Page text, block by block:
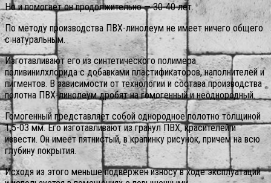
Но и помогает он продолжительно — 30-40 лет.
По методу производства ПВХ-линолеум не имеет ничего общего
с натуральным.
Изготавливают его из синтетического полимера
поливинилхлорида с добавками пластификаторов, наполнителей и
пигментов. В зависимости от технологии и состава производства
полотна ПВХ-линолеум дробят на гомогенный и неоднородный.
Гомогенный представляет собой однородное полотно толщиной
1,5-03 мм. Его изготавливают из гранул ПВХ, красителей и
извести. Он имеет пятнистый, в крапинку рисунок, причем на всю
глубину покрытия.
Исходя из этого меньше подвержен износу в ходе эксплуатации